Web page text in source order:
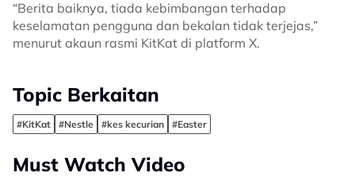
“Berita baiknya, tiada kebimbangan terhadap
keselamatan pengguna dan bekalan tidak terjejas,”
menurut akaun rasmi KitKat di platform X.
Topic Berkaitan
#KitKat #Nestle #kes kecurian #Easter
Must Watch Video